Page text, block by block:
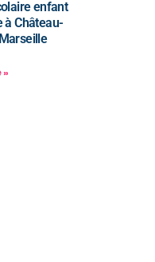
enfant
à Château-
»